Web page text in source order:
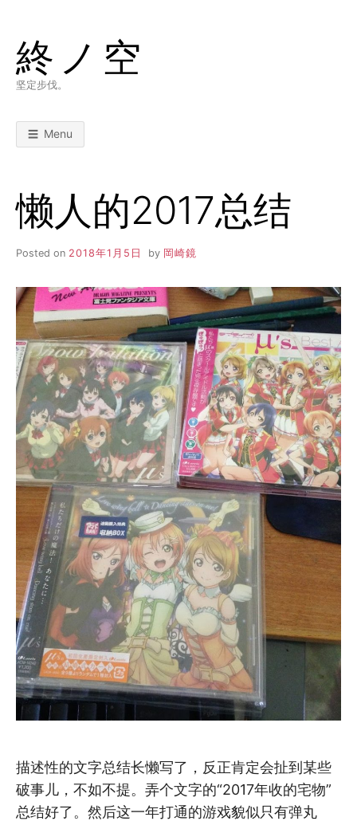
content
終ノ空
坚定步伐。
Menu
懒人的2017总结
Posted on 2018年1月5日 by 岡崎鏡
描述性的文字总结长懒写了，反正肯定会扯到某些
破事儿，不如不提。弄个文字的“2017年收的宅物”
总结好了。然后这一年打通的游戏貌似只有弹丸